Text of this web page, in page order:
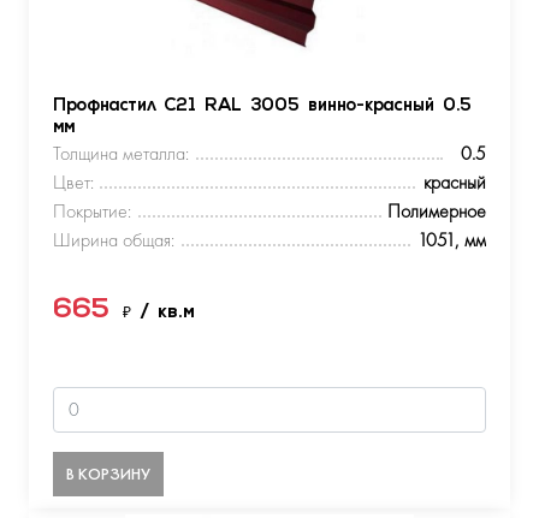
Профнастил С21 RAL 3005 винно-красный 0.5
мм
Толщина металла:
0.5
Цвет:
красный
Покрытие:
Полимерное
Ширина общая:
1051, мм
665 ₽ / кв.м
В КОРЗИНУ